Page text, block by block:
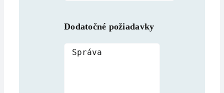
Dodatočné požiadavky